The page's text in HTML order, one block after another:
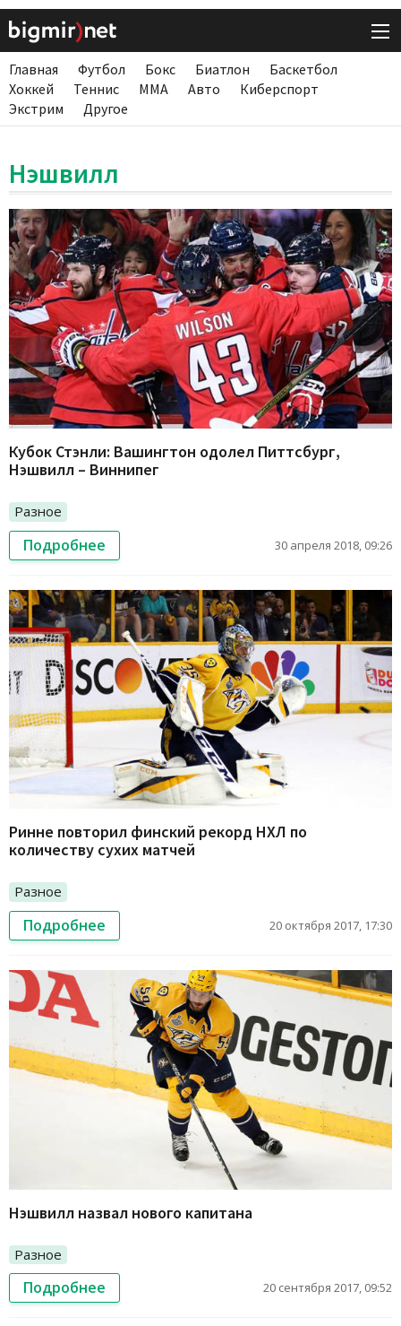
Главная Футбол Бокс Биатлон
Баскетбол
Хоккей
Теннис ММА Авто
Киберспорт
Экстрим
Другое
Нэшвилл
Кубок Стэнли: Вашингтон одолел Питтсбург,
Нэшвилл – Виннипег
Разное
Подробнее 30 апреля 2018, 09:26
Ринне повторил финский рекорд НХЛ по
количеству сухих матчей
Разное
Подробнее 20 октября 2017, 17:30
Нэшвилл назвал нового капитана
Разное
Подробнее 20 сентября 2017, 09:52